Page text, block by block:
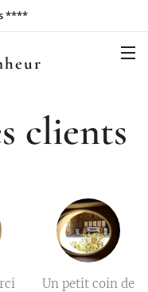
****
clients
Un petit coin de